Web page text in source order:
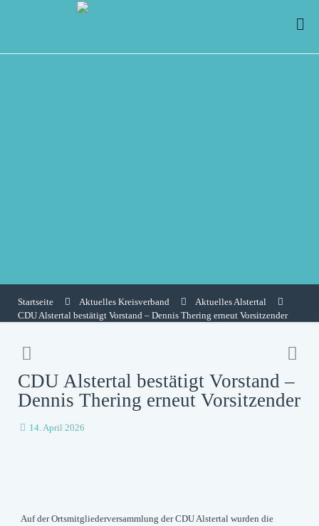
Startseite Aktuelles Kreisverband
Aktuelles Alstertal
CDU Alstertal bestätigt Vorstand – Dennis Thering erneut Vorsitzender
CDU Alstertal bestätigt Vorstand –
Dennis Thering erneut Vorsitzender
14. April 2026
Auf der Ortsmitgliederversammlung der CDU Alstertal wurden die